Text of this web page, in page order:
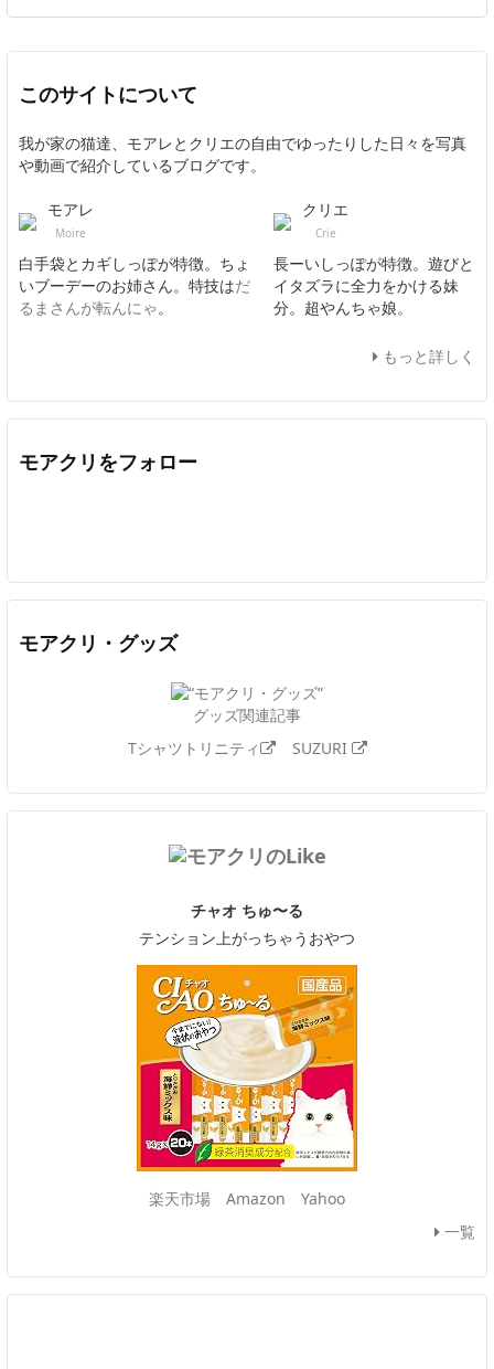
このサイトについて
我が家の猫達、モアレとクリエの自由でゆったりした日々を写真
や動画で紹介しているブログです。
モアレ
Moire
白手袋とカギしっぽが特徴。ちょ
いブーデーのお姉さん。特技はだ
るまさんが転んにゃ。
クリエ
Crie
長ーいしっぽが特徴。遊びと
イタズラに全力をかける妹
分。超やんちゃ娘。
もっと詳しく
モアクリをフォロー
モアクリ・グッズ
グッズ関連記事
Tシャツトリニティ
SUZURI
チャオ ちゅ〜る
テンション上がっちゃうおやつ
楽天市場 Amazon
Yahoo
一覧